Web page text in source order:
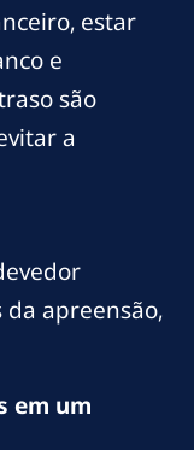
estar
e
são
a
apreensão,
em um